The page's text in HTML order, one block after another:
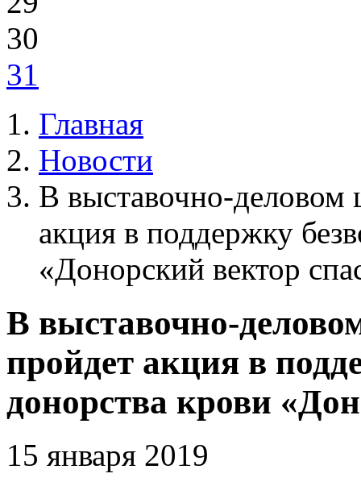
30
31
Главная
Новости
В выставочно-
акция в поддержку
«Донорский вектор
В выставочно-
пройдет акция в
донорства крови
15 января 2019